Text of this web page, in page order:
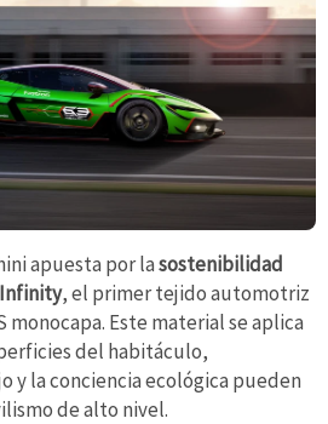
apuesta por lasostenibilidad
, el primer tejido automotriz
monocapa. Este material se aplica
del habitáculo,
y la conciencia ecológica pueden
de alto nivel.